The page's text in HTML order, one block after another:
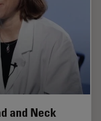
and Neck